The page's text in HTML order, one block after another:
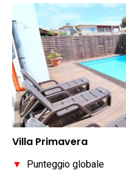
Villa Primavera
▼ Punteggio globale